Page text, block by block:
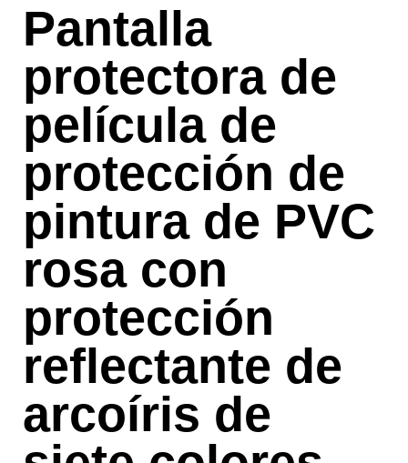
Pantalla
protectora de
película de
protección de
pintura de PVC
rosa con
protección
reflectante de
arcoíris de